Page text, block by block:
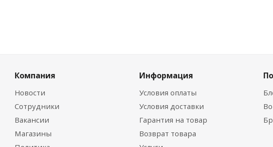
Компания
Новости
Сотрудники
Вакансии
Магазины
Информация
Условия оплаты
Условия доставки
Гарантия на товар
Возврат товара